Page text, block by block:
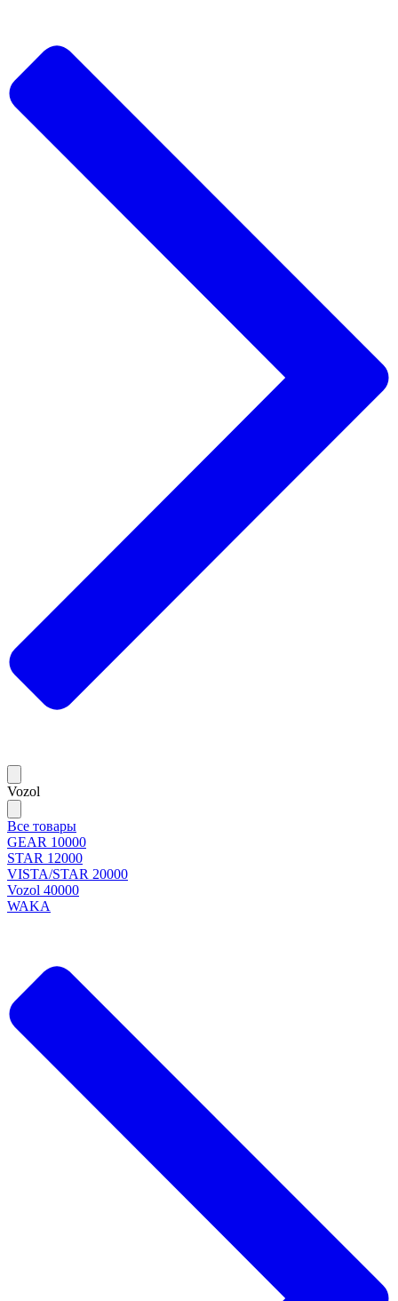
Vozol
Все товары
GEAR 10000
STAR 12000
VISTA/STAR 20000
Vozol 40000
WAKA